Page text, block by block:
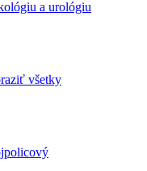
všetky